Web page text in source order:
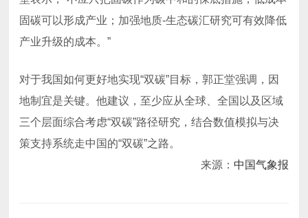
产业升级的成本。”
策支持系统走中国的“双碳”之路。
来源： 中国气象报